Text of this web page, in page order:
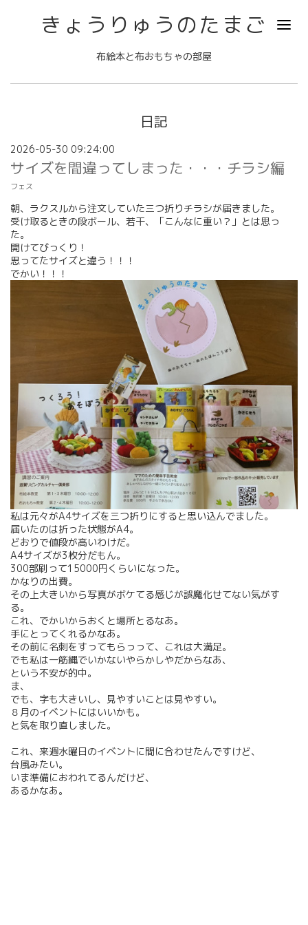
きょうりゅうのたまご
布絵本と布おもちゃの部屋
日記
2026-05-30 09:24:00
サイズを間違ってしまった・・・チラシ編
フェス
朝、ラクスルから注文していた三つ折りチラシが届きました。
受け取るときの段ボール、若干、「こんなに重い？」とは思っ
た。
開けてびっくり！
思ってたサイズと違う！！！
でかい！！！
私は元々がA4サイズを三つ折りにすると思い込んでました。
届いたのは折った状態がA4。
どおりで値段が高いわけだ。
A4サイズが3枚分だもん。
300部刷って15000円くらいになった。
かなりの出費。
その上大きいから写真がボケてる感じが誤魔化せてない気がす
る。
これ、でかいからおくと場所とるなあ。
手にとってくれるかなあ。
その前に名刺をすってもらっって、これは大満足。
でも私は一筋縄でいかないやらかしやだからなあ、
という不安が的中。
ま、
でも、字も大きいし、見やすいことは見やすい。
８月のイベントにはいいかも。
と気を取り直しました。
これ、来週水曜日のイベントに間に合わせたんですけど、
台風みたい。
いま準備におわれてるんだけど、
あるかなあ。